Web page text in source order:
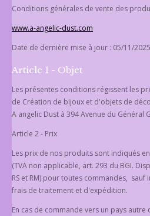
Conditions générales de vente des
www.a-angelic-dust.com
Date de dernière mise à jour : 05/11/2025
Article 1 - Objet
Les présentes conditions régissent les
de Création de bijoux et d'objets de
A angelic Dust à 394 Avenue du Général
Article 2 - Prix
Les prix de nos produits sont indiqués
(TVA non applicable, art. 293 du BGI.
RS et RM) pour toutes commandes,
frais de traitement et d'expédition.
En cas de commande vers un pays